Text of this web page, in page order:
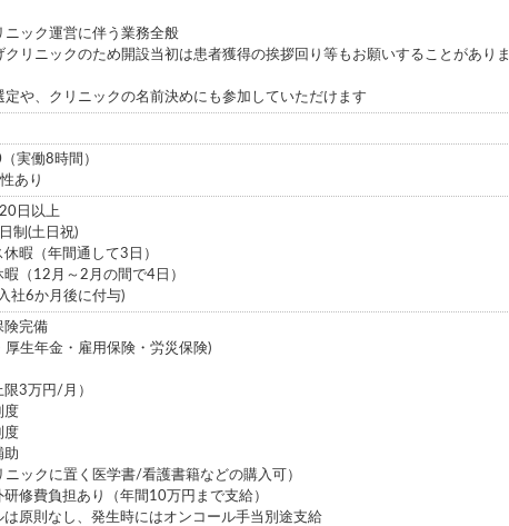
ニック運営に伴う業務全般
クリニックのため開設当初は患者獲得の挨拶回り等もお願いすることがありま
定や、クリニックの名前決めにも参加していただけます
実働8時間）
あり
日以上
制(土日祝)
暇（年間通して3日）
暇（12月～2月の間で4日）
社6か月後に付与)
険完備
厚生年金・雇用保険・労災保険)
3万円/月）
度
度
助
ニックに置く医学書/看護書籍などの購入可）
研修費負担あり（年間10万円まで支給）
は原則なし、発生時にはオンコール手当別途支給